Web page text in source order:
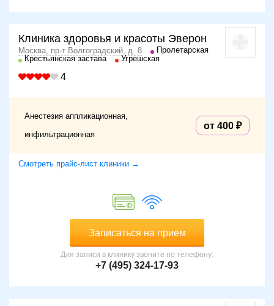
Клиника здоровья и красоты Эверон
Москва, пр-т Волгоградский, д. 8
Пролетарская
Крестьянская застава
Угрешская
4
Анестезия аппликационная,
инфильтрационная
от 400
Смотреть прайс-лист клиники →
Записаться на прием
Для записи в клинику звоните по телефону:
+7 (495) 324-17-93